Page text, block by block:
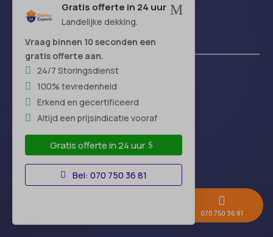
M
Gratis offerte in 24 uur
Landelijke dekking.
Vraag binnen 10 seconden een
gratis offerte aan.
24/7 Storingsdienst
100% tevredenheid
Erkend en gecertificeerd
Altijd een prijsindicatie vooraf
Gratis offerte in 24 uur
Bel: 070 750 36 81
Handige links
Over-ons
Blog
FAQ
Offerte-vergelijken
Beoordelingen
Algemene voorwaarden
Disclaimer

070 750 36 81